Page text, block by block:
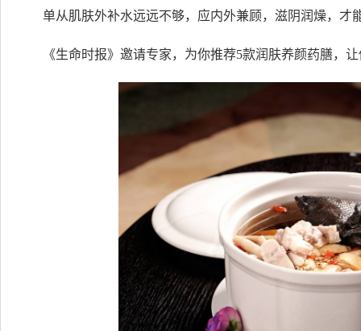
单从肌肤外补水远远不够，应内外兼顾，滋阴润燥，才
《生命时报》邀请专家，为你推荐5款润肤养颜药膳，